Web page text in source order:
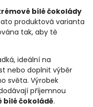
bílé čokolády
produktová varianta
tak, aby tě
ideální na
nebo doplnit výběr
světa. Výrobek
příjemnou
bílé čokoládě.